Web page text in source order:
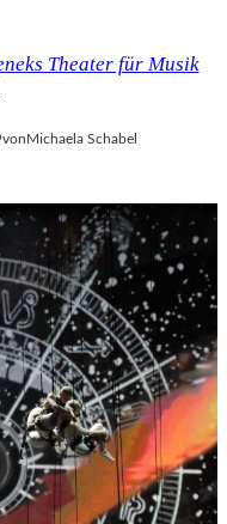
Theater für Musik
vonMichaela Schabel